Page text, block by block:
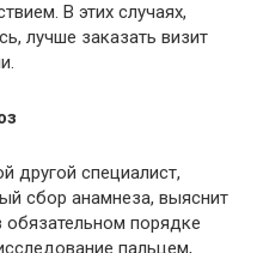
В этих случаях,
лучше заказать визит
другой специалист,
сбор анамнеза, выяснит
порядке
пальцем,